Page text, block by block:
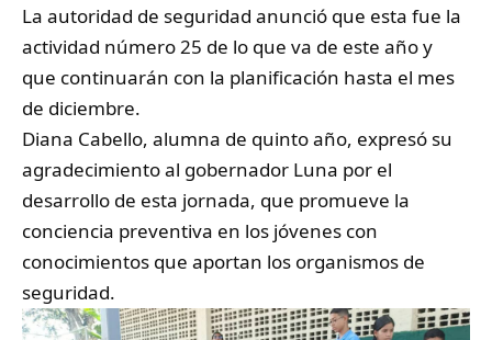
La autoridad de seguridad anunció que esta fue la
actividad número 25 de lo que va de este año y
que continuarán con la planificación hasta el mes
de diciembre.
Diana Cabello, alumna de quinto año, expresó su
agradecimiento al gobernador Luna por el
desarrollo de esta jornada, que promueve la
conciencia preventiva en los jóvenes con
conocimientos que aportan los organismos de
seguridad.